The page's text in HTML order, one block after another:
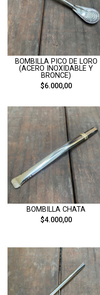
BOMBILLA PICO DE LORO
(ACERO INOXIDABLE Y
BRONCE)
$6.000,00
BOMBILLA CHATA
$4.000,00